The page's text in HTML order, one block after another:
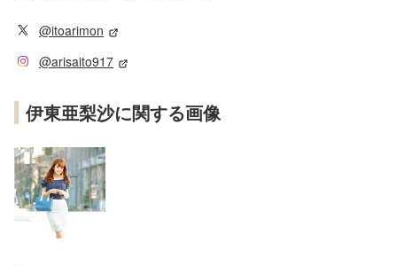
@itoarimon
@arisaito917
伊東亜梨沙に関する画像